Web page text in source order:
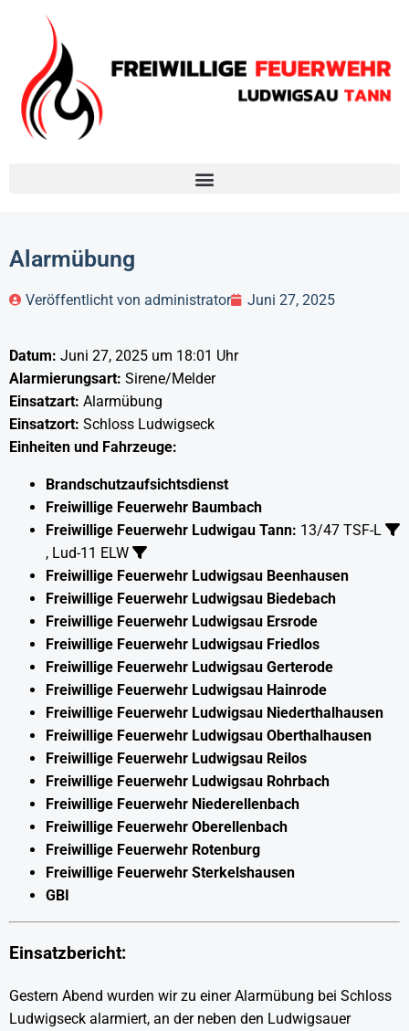
Alarmübung
Veröffentlicht von administrator Juni 27, 2025
Datum: Juni 27, 2025 um 18:01 Uhr
Alarmierungsart: Sirene/Melder
Einsatzart: Alarmübung
Einsatzort: Schloss Ludwigseck
Einheiten und Fahrzeuge:
Brandschutzaufsichtsdienst
Freiwillige Feuerwehr Baumbach
Freiwillige Feuerwehr Ludwigau Tann: 13/47 TSF-L
, Lud-11 ELW
Freiwillige Feuerwehr Ludwigsau Beenhausen
Freiwillige Feuerwehr Ludwigsau Biedebach
Freiwillige Feuerwehr Ludwigsau Ersrode
Freiwillige Feuerwehr Ludwigsau Friedlos
Freiwillige Feuerwehr Ludwigsau Gerterode
Freiwillige Feuerwehr Ludwigsau Hainrode
Freiwillige Feuerwehr Ludwigsau Niederthalhausen
Freiwillige Feuerwehr Ludwigsau Oberthalhausen
Freiwillige Feuerwehr Ludwigsau Reilos
Freiwillige Feuerwehr Ludwigsau Rohrbach
Freiwillige Feuerwehr Niederellenbach
Freiwillige Feuerwehr Oberellenbach
Freiwillige Feuerwehr Rotenburg
Freiwillige Feuerwehr Sterkelshausen
GBI
Einsatzbericht:
Gestern Abend wurden wir zu einer Alarmübung bei Schloss
Ludwigseck alarmiert, an der neben den Ludwigsauer